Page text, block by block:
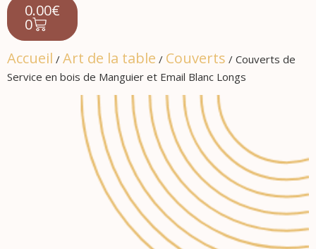
0.00€
0
Accueil / Art de la table / Couverts / Couverts de
Service en bois de Manguier et Email Blanc Longs